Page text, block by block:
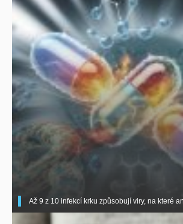
Až 9 z 10 infekcí krku způsobují viry, na které